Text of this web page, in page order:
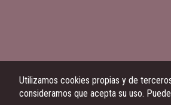
Utilizamos cookies propias y de
consideramos que acepta su uso.